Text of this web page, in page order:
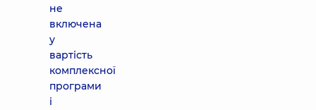
не
включена
у
вартість
комплексної
програми
і